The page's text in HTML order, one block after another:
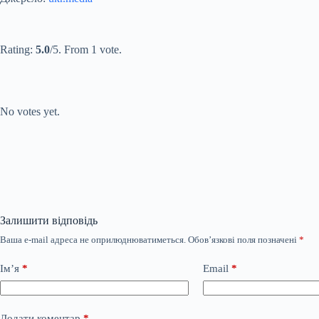
Rating: 5.0/5. From 1 vote.
No votes yet.
Залишити відповідь
Ваша e-mail адреса не оприлюднюватиметься. Обов’язкові поля позначені *
Ім’я * Email *